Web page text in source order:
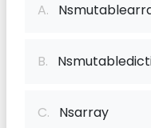
A.
B.
C. Nsarray